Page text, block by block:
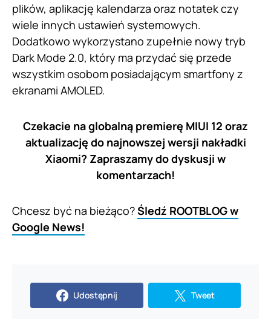
plików, aplikację kalendarza oraz notatek czy
wiele innych ustawień systemowych.
Dodatkowo wykorzystano zupełnie nowy tryb
Dark Mode 2.0, który ma przydać się przede
wszystkim osobom posiadającym smartfony z
ekranami AMOLED.
Czekacie na globalną premierę MIUI 12 oraz
aktualizację do najnowszej wersji nakładki
Xiaomi? Zapraszamy do dyskusji w
komentarzach!
Chcesz być na bieżąco?Śledź ROOTBLOG w
Google News!
Udostępnij Tweet